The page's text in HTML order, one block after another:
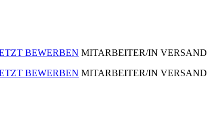
BEWERBEN MITARBEITER/IN VERSAND
BEWERBEN MITARBEITER/IN VERSAND